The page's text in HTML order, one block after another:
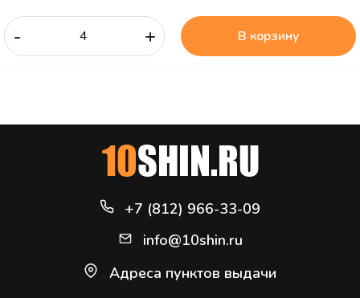
- + В корзину
+7 (812) 966-33-09
info@10shin.ru
Адреса пунктов выдачи